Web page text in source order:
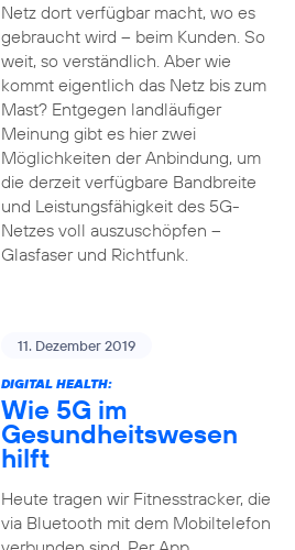
Netz dort verfügbar macht, wo es
gebraucht wird – beim Kunden. So
weit, so verständlich. Aber wie
kommt eigentlich das Netz bis zum
Mast? Entgegen landläufiger
Meinung gibt es hier zwei
Möglichkeiten der Anbindung, um
die derzeit verfügbare Bandbreite
und Leistungsfähigkeit des 5G-
Netzes voll auszuschöpfen –
Glasfaser und Richtfunk.
11. Dezember 2019
DIGITAL HEALTH:
Wie 5G im
Gesundheitswesen
hilft
Heute tragen wir Fitnesstracker, die
via Bluetooth mit dem Mobiltelefon